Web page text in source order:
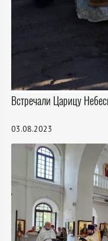
Встречали Царицу
03.08.2023